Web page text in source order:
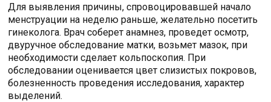
Для выявления причины, спровоцировавшей начало
менструации на неделю раньше, желательно посетить
гинеколога. Врач соберет анамнез, проведет осмотр,
двуручное обследование матки, возьмет мазок, при
необходимости сделает кольпоскопия. При
обследовании оценивается цвет слизистых покровов,
болезненность проведения исследования, характер
выделений.